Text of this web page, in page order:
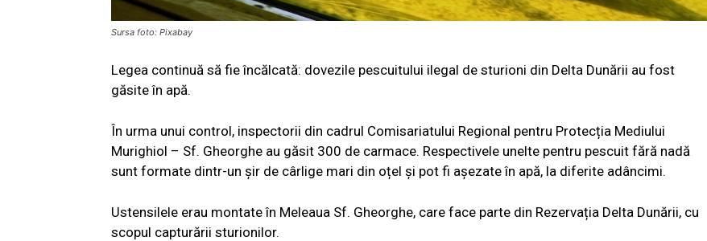
Sursa foto: Pixabay
Legea continuă să fie încălcată: dovezile pescuitului ilegal de sturioni din Delta Dunării au fost
găsite în apă.
În urma unui control, inspectorii din cadrul Comisariatului Regional pentru Protecția Mediului
Murighiol – Sf. Gheorghe au găsit 300 de carmace. Respectivele unelte pentru pescuit fără nadă
sunt formate dintr-un șir de cârlige mari din oțel și pot fi așezate în apă, la diferite adâncimi.
Ustensilele erau montate în Meleaua Sf. Gheorghe, care face parte din Rezervația Delta Dunării, cu
scopul capturării sturionilor.